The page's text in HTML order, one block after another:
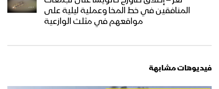
اقتحامات – من عملية النصر المبين
“المرحلة الثانية” – ولاتهنوا
المرحلة الثانية – تنكيل
المنافقين في خط المخا وعملية ليلية على
مواقعهم في مثلث الوازعية
فيديوهات مشابهة